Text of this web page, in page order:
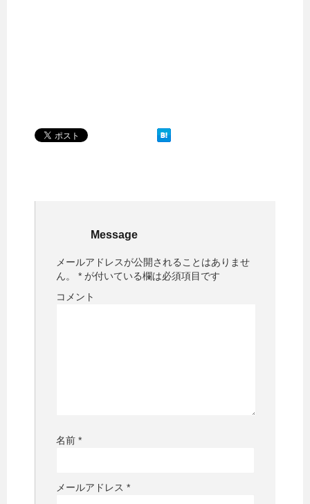
Message
メールアドレスが公開されることはありませ
ん。
* が付いている欄は必須項目です
コメント
名前 *
メールアドレス *